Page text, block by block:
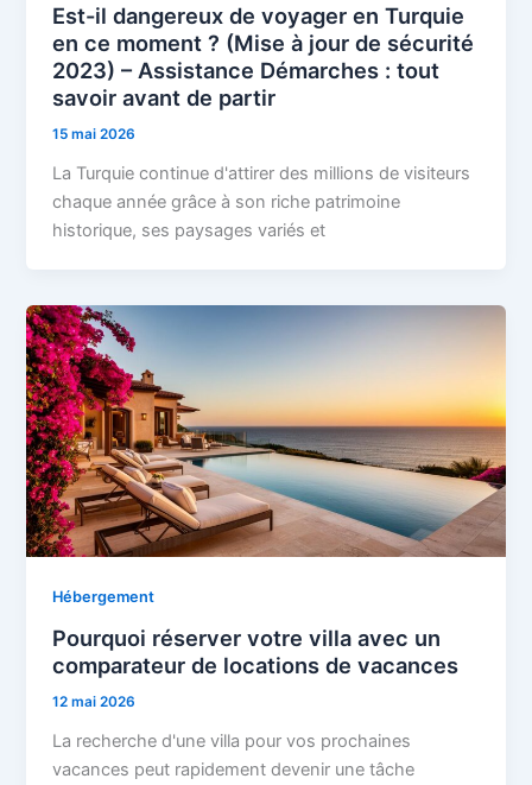
Est-il dangereux de voyager en Turquie
en ce moment ? (Mise à jour de sécurité
2023) – Assistance Démarches : tout
savoir avant de partir
15 mai 2026
La Turquie continue d'attirer des millions de visiteurs
chaque année grâce à son riche patrimoine
historique, ses paysages variés et
Hébergement
Pourquoi réserver votre villa avec un
comparateur de locations de vacances
12 mai 2026
La recherche d'une villa pour vos prochaines
vacances peut rapidement devenir une tâche